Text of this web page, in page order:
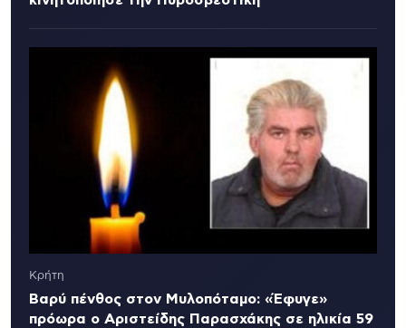
Κρήτη
Βαρύ πένθος στον Μυλοπόταμο: «Έφυγε»
πρόωρα ο Αριστείδης Παρασχάκης σε ηλικία 59